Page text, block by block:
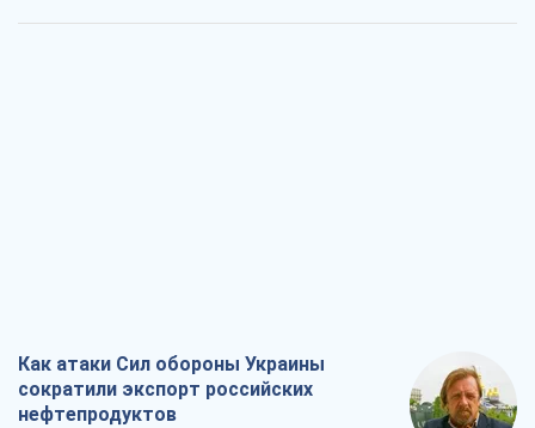
Как атаки Сил обороны Украины
сократили экспорт российских
нефтепродуктов